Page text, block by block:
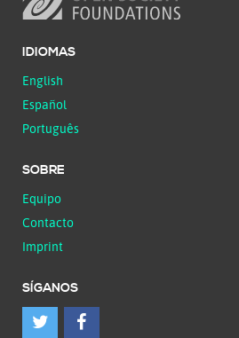
IDIOMAS
English
Español
Português
SOBRE
Equipo
Contacto
Imprint
SÍGANOS